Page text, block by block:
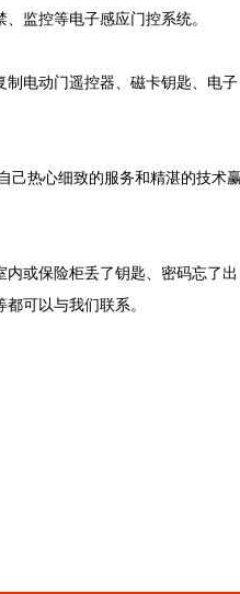
监控等电子感应门控系统。
电动门遥控器、磁卡钥匙、电子
己热心细致的服务和精湛的技术
或保险柜丢了钥匙、密码忘了出
可以与我们联系。